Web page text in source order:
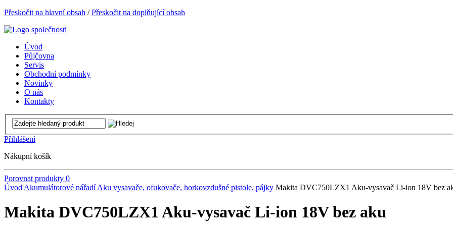
Přeskočit na hlavní obsah /Přeskočit na doplňující obsah
Úvod
Půjčovna
Servis
Obchodní podmínky
Novinky
O nás
Kontakty
Přihlášení
Nákupní košík
Porovnat produkty 0
Úvod Akumulátorové nářadíAku vysavače, ofukovače, horkovzdušné pistole, pájky Makita DVC750LZX1 Aku-vysavač Li-ion 18V bez
Makita DVC750LZX1 Aku-vysavač Li-ion 18V bez aku